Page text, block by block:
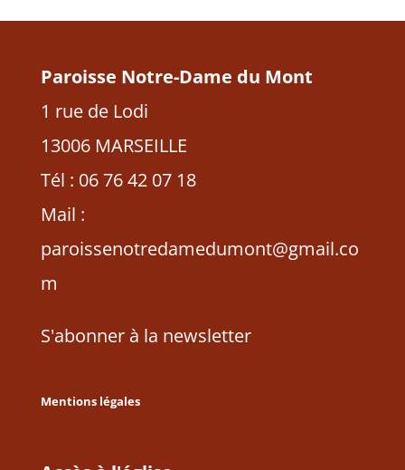
Paroisse Notre-Dame du Mont
1 rue de Lodi
13006 MARSEILLE
Tél : 06 76 42 07 18
Mail :
paroissenotredamedumont@gmail.co
m
S'abonner à la newsletter
Mentions légales